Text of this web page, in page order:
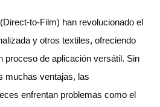
to-Film) han revolucionado el
y otros textiles, ofreciendo
proceso de aplicación versátil. Sin
muchas ventajas, las
enfrentan problemas como el